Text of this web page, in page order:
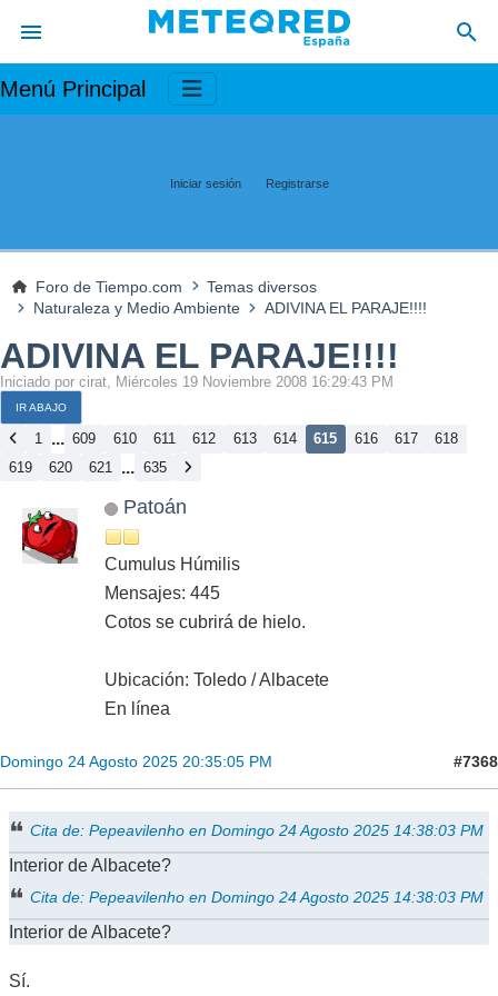
Menú Principal
Iniciar sesión Registrarse
Foro de Tiempo.com
Temas diversos
Naturaleza y Medio Ambiente
ADIVINA EL PARAJE!!!!
ADIVINA EL PARAJE!!!!
Iniciado por cirat, Miércoles 19 Noviembre 2008 16:29:43 PM
IR ABAJO
1 ... 609 610 611 612 613 614 615 616 617
618
619
620 621 ... 635
Patoán
Cumulus Húmilis
Mensajes: 445
Cotos se cubrirá de hielo.
Ubicación: Toledo / Albacete
En línea
Domingo 24 Agosto 2025 20:35:05 PM #7368
Cita de: Pepeavilenho en Domingo 24 Agosto 2025 14:38:03 PM
Interior de Albacete?
Cita de: Pepeavilenho en Domingo 24 Agosto 2025 14:38:03 PM
Interior de Albacete?
Sí.